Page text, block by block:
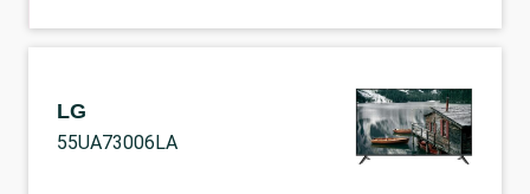
LG
55UA73006LA